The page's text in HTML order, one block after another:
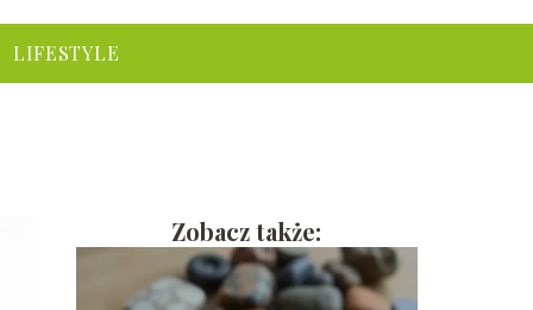
LIFESTYLE
Zobacz także: